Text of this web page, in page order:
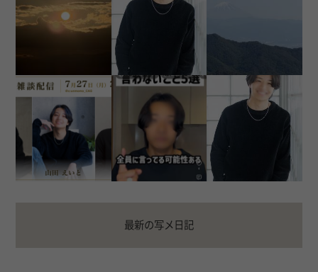
最新の写メ日記